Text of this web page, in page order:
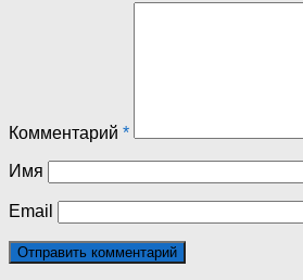
Комментарий *
Имя
Email